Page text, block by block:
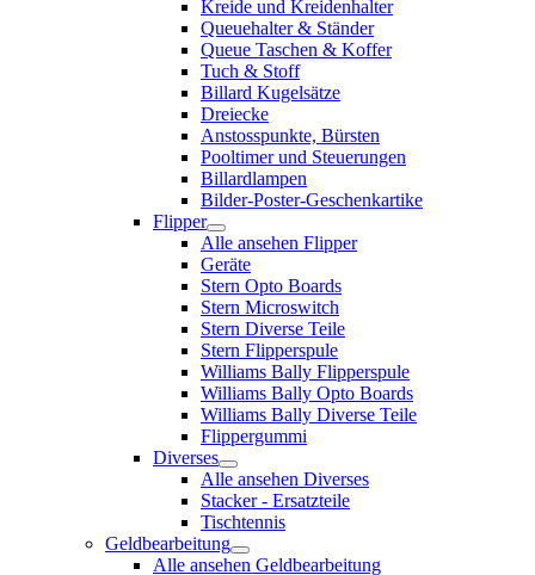
Kreide und Kreidenhalter
Queuehalter & Ständer
Queue Taschen & Koffer
Tuch & Stoff
Billard Kugelsätze
Dreiecke
Anstosspunkte, Bürsten
Pooltimer und Steuerungen
Billardlampen
Bilder-Poster-Geschenkartike
Flipper
Alle ansehen Flipper
Geräte
Stern Opto Boards
Stern Microswitch
Stern Diverse Teile
Stern Flipperspule
Williams Bally Flipperspule
Williams Bally Opto Boards
Williams Bally Diverse Teile
Flippergummi
Diverses
Alle ansehen Diverses
Stacker - Ersatzteile
Tischtennis
Geldbearbeitung
Alle ansehen Geldbearbeitung